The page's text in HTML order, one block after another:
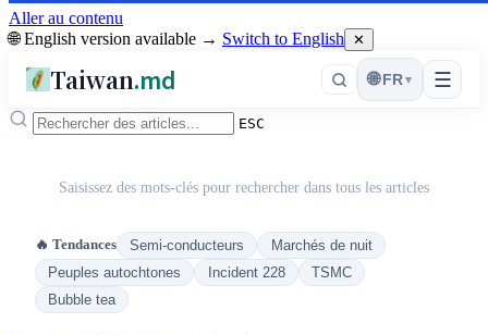
Aller au contenu
🌐 English version available → Switch to English ✕
Taiwan.md ☰
🌐 FR ▾
ESC
Saisissez des mots-clés pour rechercher dans tous les articles
🔥 Tendances Semi-conducteurs
Marchés de nuit
Peuples autochtones
Incident 228
TSMC
Bubble tea